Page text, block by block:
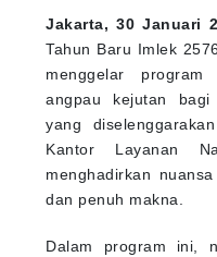
Jakarta, 30 Januari
Tahun Baru Imlek
menggelar
angpau kejutan bagi
yang
Kantor Layanan
menghadirkan
dan penuh makna.
Dalam program ini,